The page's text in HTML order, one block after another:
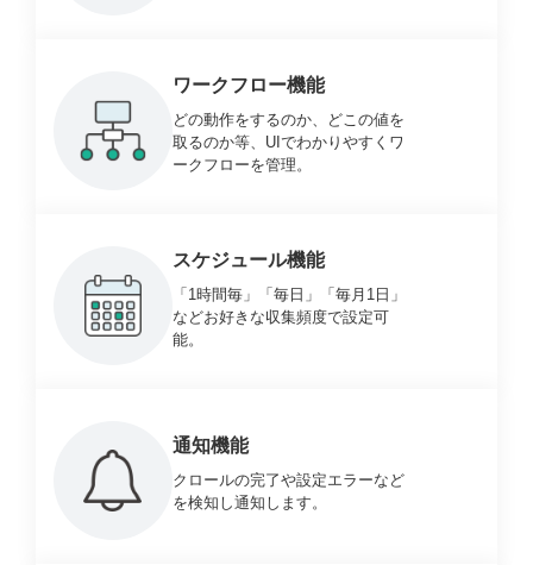
ワークフロー機能
どの動作をするのか、どこの値を
取るのか等、UIでわかりやすくワ
ークフローを管理。
スケジュール機能
「1時間毎」「毎日」「毎月1日」
などお好きな収集頻度で設定可
能。
通知機能
クロールの完了や設定エラーなど
を検知し通知します。